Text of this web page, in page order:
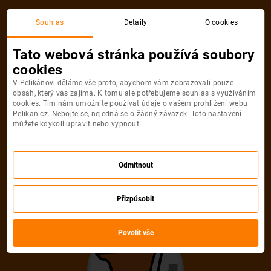
Detail pobytu
Ups! Tento pobyt
nelze najít
Pelikán se velmi snažil, ale uvedenou
nabídku neumí najít. Možná, že je
zastaralá nebo uvedená URL adresa není
správná.
Souhlas Detaily O cookies
Tato webová stránka používá soubory
cookies
V Pelikánovi děláme vše proto, abychom vám zobrazovali pouze
obsah, který vás zajímá. K tomu ale potřebujeme souhlas s využíváním
cookies. Tím nám umožníte používat údaje o vašem prohlížení webu
Pelikan.cz. Nebojte se, nejedná se o žádný závazek. Toto nastavení
můžete kdykoli upravit nebo vypnout.
Odmítnout
Přizpůsobit
Povolit vše